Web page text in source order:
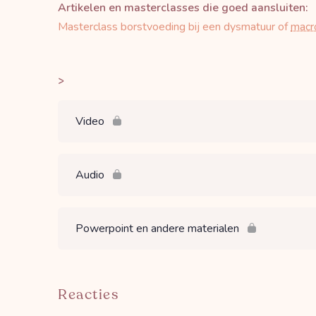
Artikelen en masterclasses die goed aansluiten:
Masterclass borstvoeding bij een dysmatuur of
>
Video
Audio
Powerpoint en andere materialen
Reacties